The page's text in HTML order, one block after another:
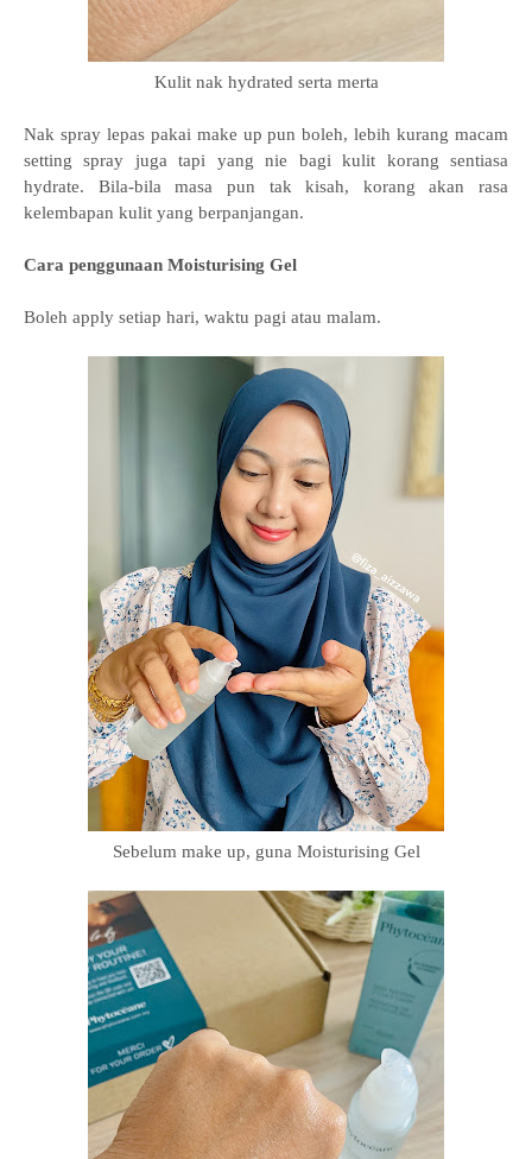
Kulit nak hydrated serta merta
Nak spray lepas pakai make up pun boleh, lebih kurang macam
setting spray juga tapi yang nie bagi kulit korang sentiasa
hydrate. Bila-bila masa pun tak kisah, korang akan rasa
kelembapan kulit yang berpanjangan.
Cara penggunaan Moisturising Gel
Boleh apply setiap hari, waktu pagi atau malam.
Sebelum make up, guna Moisturising Gel